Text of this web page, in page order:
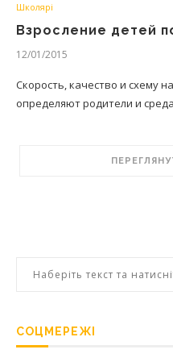
Школярі
Взросление детей
12/01/2015
Скорость, качество и схему
определяют родители и
СОЦМЕРЕЖІ